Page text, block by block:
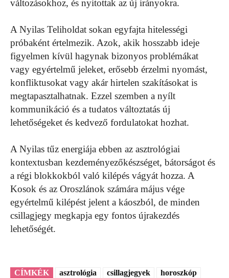
változásokhoz, és nyitottak az új irányokra.
A Nyilas Teliholdat sokan egyfajta hitelességi
próbaként értelmezik. Azok, akik hosszabb ideje
figyelmen kívül hagynak bizonyos problémákat
vagy egyértelmű jeleket, erősebb érzelmi nyomást,
konfliktusokat vagy akár hirtelen szakításokat is
megtapasztalhatnak. Ezzel szemben a nyílt
kommunikáció és a tudatos változtatás új
lehetőségeket és kedvező fordulatokat hozhat.
A Nyilas tűz energiája ebben az asztrológiai
kontextusban kezdeményezőkészséget, bátorságot és
a régi blokkokból való kilépés vágyát hozza. A
Kosok és az Oroszlánok számára május vége
egyértelmű kilépést jelent a káoszból, de minden
csillagjegy megkapja egy fontos újrakezdés
lehetőségét.
CÍMKÉK asztrológia csillagjegyek
horoszkóp